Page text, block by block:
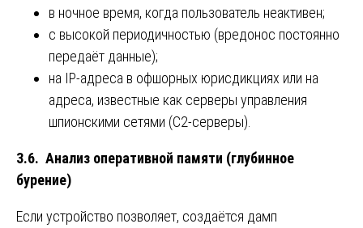
в ночное время, когда пользователь неактивен;
с высокой периодичностью (вредонос постоянно
передаёт данные);
на IP-адреса в офшорных юрисдикциях или на
адреса, известные как серверы управления
шпионскими сетями (C2-серверы).
3.6. Анализ оперативной памяти (глубинное
бурение)
Если устройство позволяет, создаётся дамп